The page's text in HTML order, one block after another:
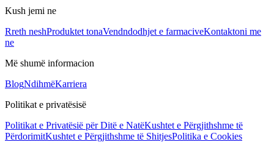
Kush jemi ne
Rreth neshProduktet tonaVendndodhjet e farmaciveKontaktoni me
ne
Më shumë informacion
BlogNdihmëKarriera
Politikat e privatësisë
Politikat e Privatësië për Ditë e NatëKushtet e Përgjithshme të
PërdorimitKushtet e Përgjithshme të ShitjesPolitika e Cookies